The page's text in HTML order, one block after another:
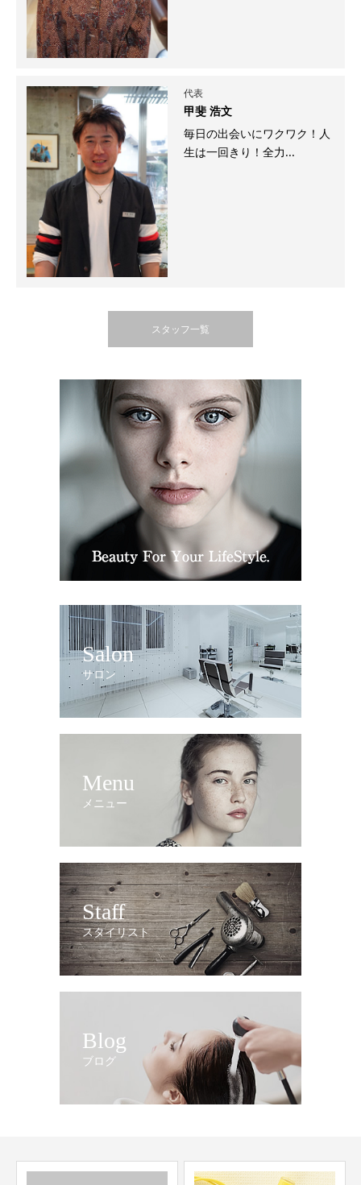
代表
甲斐 浩文
毎日の出会いにワクワク！人
生は一回きり！全力...
スタッフ一覧
Salon
サロン
Menu
メニュー
Staff
スタイリスト
Blog
ブログ